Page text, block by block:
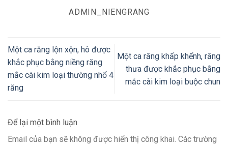
ADMIN_NIENGRANG
Một ca răng lộn xộn, hô được
khắc phục bằng niềng răng
mắc cài kim loại thường nhổ 4
răng
Một ca răng khấp khểnh, răng
thưa được khắc phục bằng
mắc cài kim loại buộc chun
Để lại một bình luận
Email của bạn sẽ không được hiển thị công khai. Các trường